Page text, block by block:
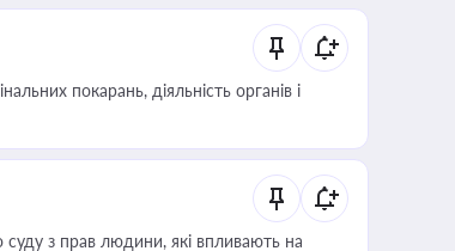
покарань, діяльність органів і
суду з прав людини, які впливають на